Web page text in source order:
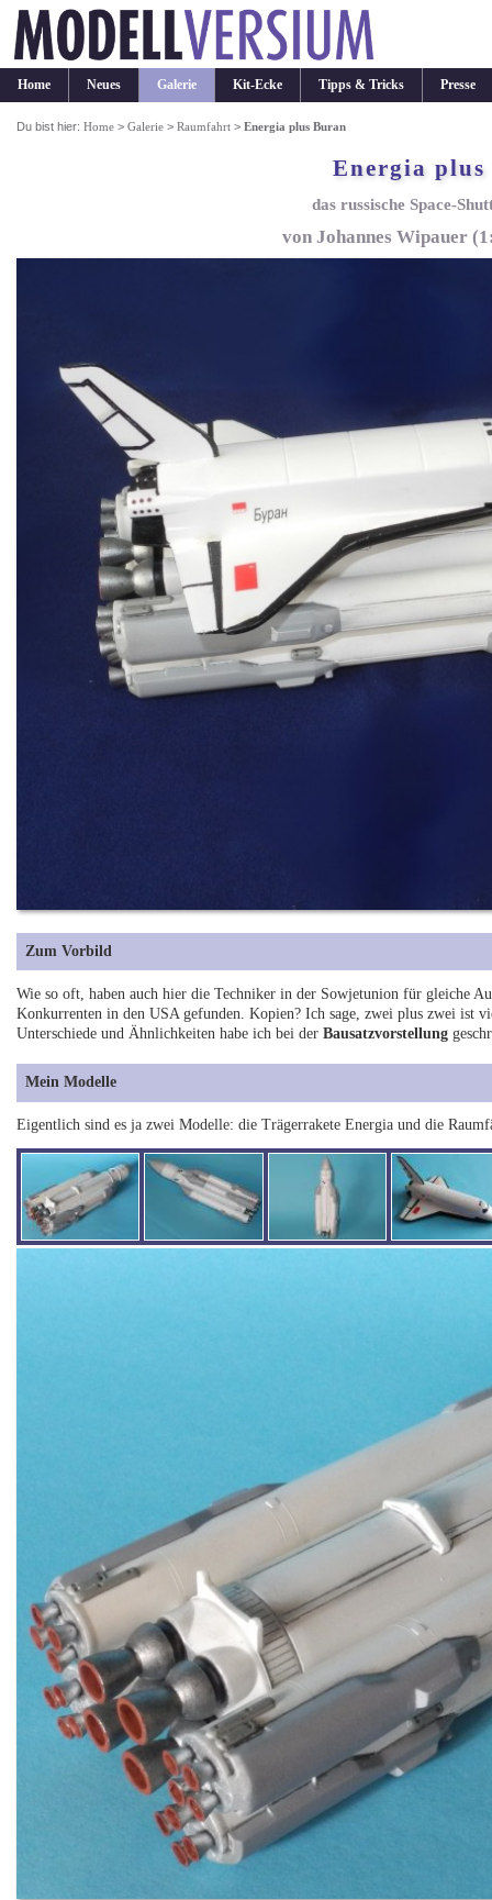
Home Neues Galerie Kit-Ecke Tipps & Tricks Presse
Du bist hier:Home >Galerie >Raumfahrt >Energia plus Buran
Energia
das russische Space-
von Johannes Wipauer
Zum Vorbild
Wie so oft, haben auch hier die Techniker in der Sowjetunion für gleiche
Konkurrenten in den USA gefunden. Kopien? Ich sage, zwei plus zwei ist
Unterschiede und Ähnlichkeiten habe ich bei derBausatzvorstellung
Mein Modelle
Eigentlich sind es ja zwei Modelle: die Trägerrakete Energia und die